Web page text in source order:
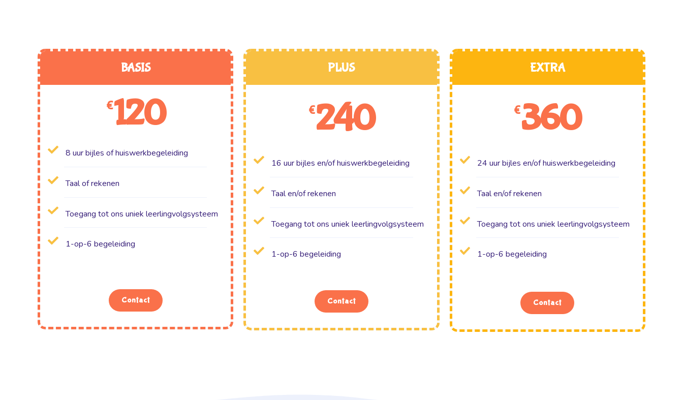
BASIS
€120
8 uur bijles of huiswerkbegeleiding
Taal of rekenen
Toegang tot ons uniek leerlingvolgsysteem
1-op-6 begeleiding
Contact
PLUS
€ 240
16 uur bijles en/of huiswerkbegeleiding
Taal en/of rekenen
Toegang tot ons uniek leerlingvolgsysteem
1-op-6 begeleiding
Contact
EXTRA
€360
24 uur bijles en/of huiswerkbegeleiding
Taal en/of rekenen
Toegang tot ons uniek leerlingvolgsysteem
1-op-6 begeleiding
Contact